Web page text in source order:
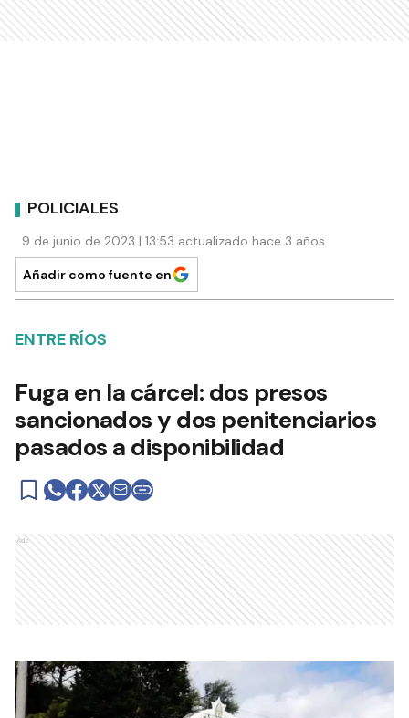
POLICIALES
9 de junio de 2023 | 13:53 actualizado hace 3 años
Añadir como fuente en
ENTRE RÍOS
Fuga en la cárcel: dos presos
sancionados y dos penitenciarios
pasados a disponibilidad
Ads